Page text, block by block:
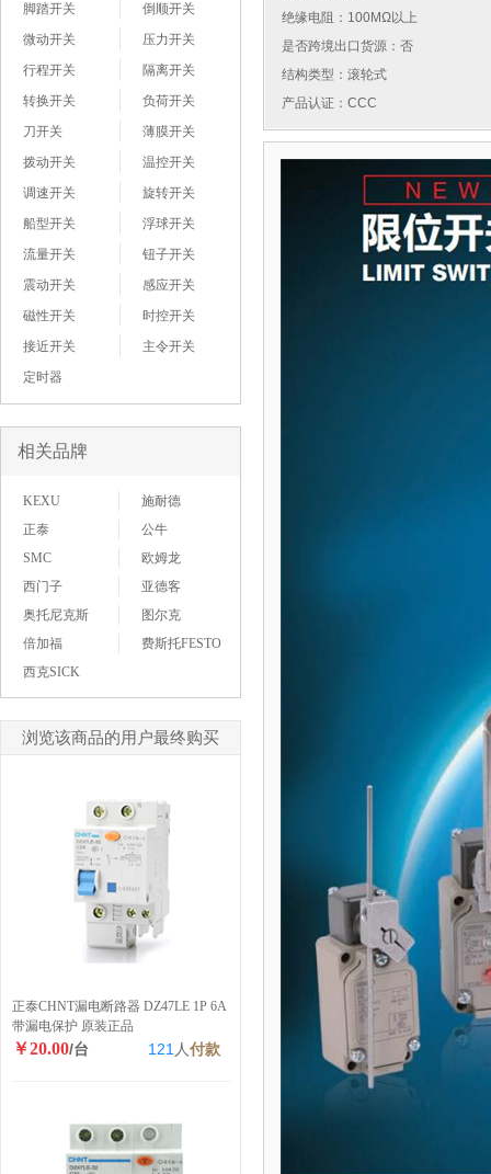
脚踏开关
倒顺开关
微动开关
压力开关
行程开关
隔离开关
转换开关
负荷开关
刀开关
薄膜开关
拨动开关
温控开关
调速开关
旋转开关
船型开关
浮球开关
流量开关
钮子开关
震动开关
感应开关
磁性开关
时控开关
接近开关
主令开关
定时器
相关品牌
KEXU
施耐德
正泰
公牛
SMC
欧姆龙
西门子
亚德客
奥托尼克斯
图尔克
倍加福
费斯托FESTO
西克SICK
浏览该商品的用户最终购买
正泰CHNT漏电断路器 DZ47LE 1P 6A
带漏电保护 原装正品
￥20.00/台 121 人付款
绝缘电阻：100MΩ以上
是否跨境出口货源：否
结构类型：滚轮式
产品认证：CCC